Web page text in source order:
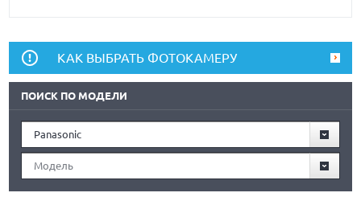
КАК ВЫБРАТЬ ФОТОКАМЕРУ
ПОИСК ПО МОДЕЛИ
Panasonic
Модель